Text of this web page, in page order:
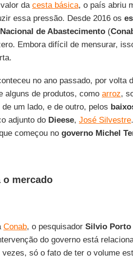
da cesta básica, o país abriu
essa pressão. Desde 2016 os
de Abastecimento(
Embora difícil de mensurar,
no ano passado, por volta
alguns de produtos, como arroz,
um lado, e de outro, pelos
adjunto do Dieese, José Silvestre
começou no governo Michel
o mercado
Conab, o pesquisador Silvio Porto
do governo está
vezes, só o fato de ter o volume